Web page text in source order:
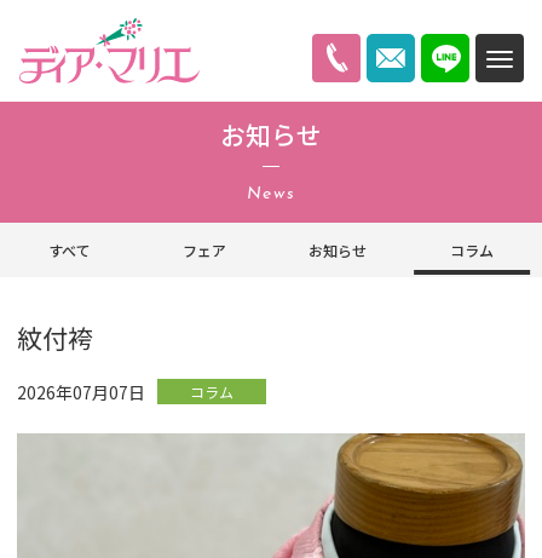
ディアマリエ
お知らせ
News
すべて フェア お知らせ コラム
紋付袴
2026年07月07日 コラム